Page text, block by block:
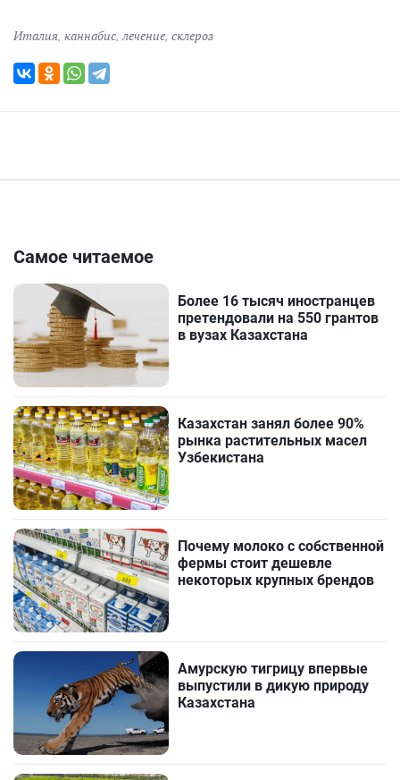
Италия, каннабис,лечение, склероз
Самое читаемое
Более 16 тысяч иностранцев
претендовали на 550 грантов
в вузах Казахстана
Казахстан занял более 90%
рынка растительных масел
Узбекистана
Почему молоко с собственной
фермы стоит дешевле
некоторых крупных брендов
Амурскую тигрицу впервые
выпустили в дикую природу
Казахстана